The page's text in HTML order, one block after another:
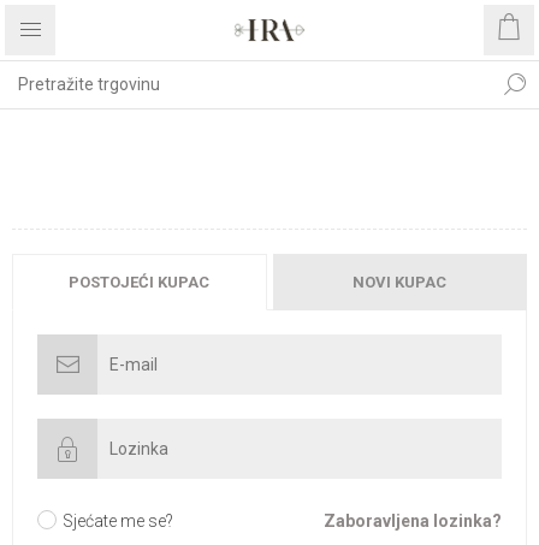
POSTOJEĆI KUPAC NOVI KUPAC
Sjećate me se? Zaboravljena lozinka?